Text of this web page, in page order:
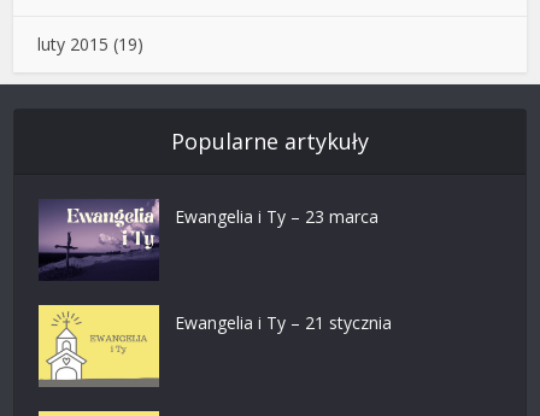
luty 2015 (19)
Popularne artykuły
Ewangelia i Ty – 23 marca
Ewangelia i Ty – 21 stycznia